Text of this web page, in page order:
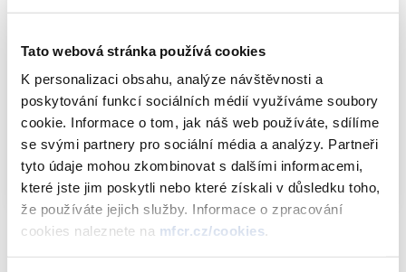
Tato webová stránka používá cookies
K personalizaci obsahu, analýze návštěvnosti a
poskytování funkcí sociálních médií využíváme soubory
cookie. Informace o tom, jak náš web používáte, sdílíme
se svými partnery pro sociální média a analýzy. Partneři
tyto údaje mohou zkombinovat s dalšími informacemi,
které jste jim poskytli nebo které získali v důsledku toho,
že používáte jejich služby. Informace o zpracování
cookies naleznete na mfcr.cz/cookies.
tranše Reinvestičního spořicího státního
formou reinvestice výnosu PDF (229kB)
Oznámení Ministerstva financí o vydání 2
tranše PROTI-INFLAČNÍHO spořicího
státního dluhopisu České republiky, 2013–
2020 II, formou reinvestice výnosu PDF
(277kB)